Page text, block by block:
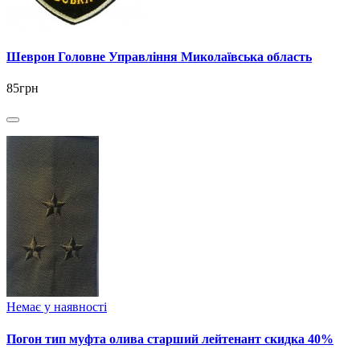
Шеврон Головне Управління Миколаївська область
85грн
Немає у наявності
Погон тип муфта олива старший лейтенант скидка 40%